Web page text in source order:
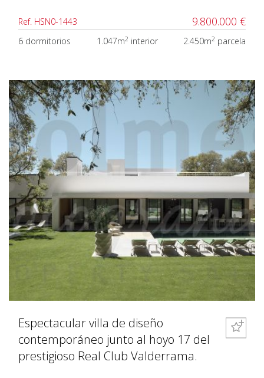
Ref. HSN0-1443 9.800.000 €
6 dormitorios 1.047m2 interior 2.450m2 parcela
Espectacular villa de diseño
contemporáneo junto al hoyo 17 del
prestigioso Real Club Valderrama.